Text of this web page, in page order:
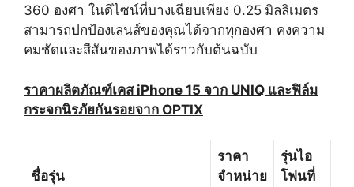
360 องศา ในดีไซน์ที่บางเฉียบเพียง 0.25 มิลลิเมตร
สามารถปกป้องเลนส์ของคุณได้จากทุกองศา คงความ
คมชัดและสีสันของภาพได้ราวกับต้นฉบับ
ราคาผลิตภัณฑ์เคส iPhone 15 จาก UNIQ และฟิล์ม
กระจกนิรภัยกันรอยจาก OPTIX
ชื่อรุ่น
ราคา
จำหน่าย
รุ่นไอ
โฟนที่